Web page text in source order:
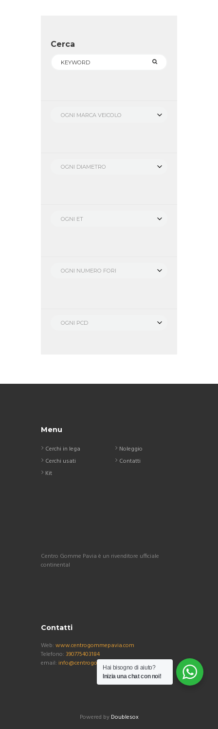
Cerca
OGNI MARCA VEICOLO
OGNI DIAMETRO
OGNI ET
OGNI NUMERO FORI
OGNI PCD
Menu
Cerchi in lega
Cerchi usati
Kit
Noleggio
Contatti
Centro Gomme Pavia è un rivenditore ufficiale
continental
Contatti
Web: www.centrogommepavia.com
Telefono: 390775403184
email: info@centrogommepavia.com
Powered by Doublesox
Hai bisogno di aiuto?
Inizia una chat con noi!